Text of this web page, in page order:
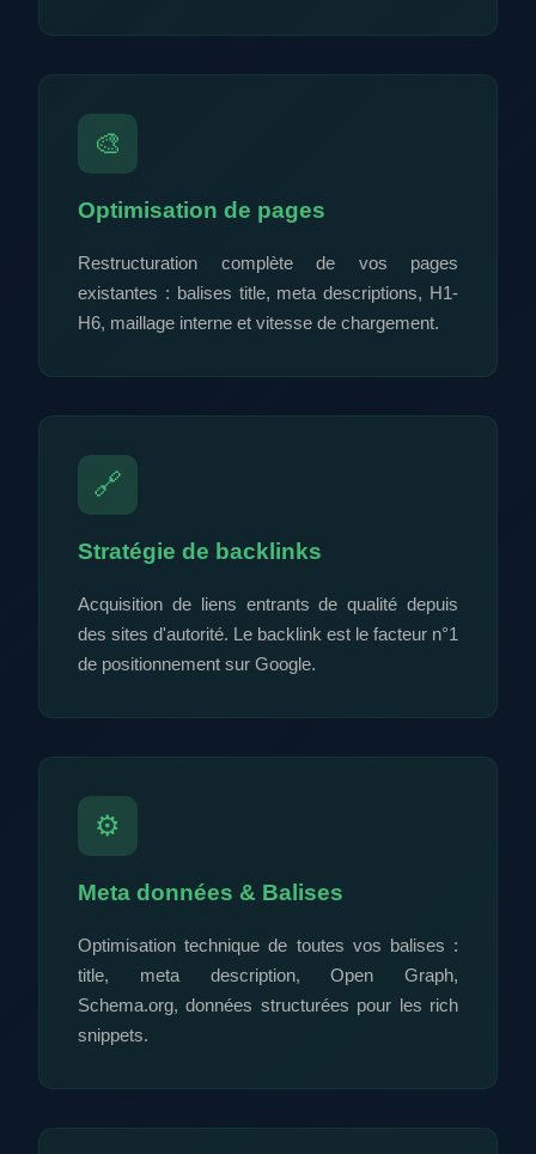
🎨
Optimisation de pages
Restructuration complète de vos pages
existantes : balises title, meta descriptions, H1-
H6, maillage interne et vitesse de chargement.
🔗
Stratégie de backlinks
Acquisition de liens entrants de qualité depuis
des sites d'autorité. Le backlink est le facteur n°1
de positionnement sur Google.
⚙️
Meta données & Balises
Optimisation technique de toutes vos balises :
title, meta description, Open Graph,
Schema.org, données structurées pour les rich
snippets.